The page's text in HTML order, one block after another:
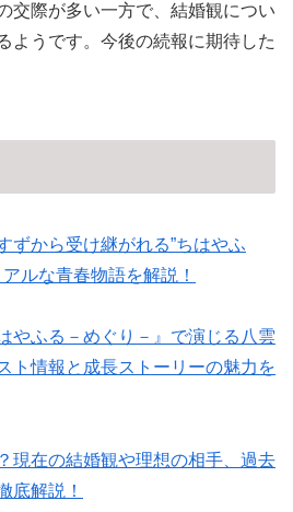
交際が多い一方で、結婚観につい
ようです。今後の続報に期待した
ずから受け継がれる”ちはやふ
ルな青春物語を解説！
やふる－めぐり－』で演じる八雲
ト情報と成長ストーリーの魅力を
現在の結婚観や理想の相手、過去
底解説！